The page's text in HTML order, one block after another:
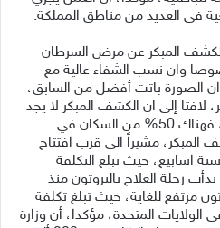
في العديد من مناطق المملكة.
المبكر عن مرض السرطان
وان نسب الشفاء عالية مع
الصورة باتت أفضل من السابق،
لافتا إلى ان الكشف المبكر لا يجد
قبولا حتى في الدول المتقدمة، فهناك 50% من السكان في
المبكر، مشيراً الى قرب افتتاح
اسابيع، حيث تبلغ التكلفة
بدأت رحلة العلاج بالبروتون منذ
مرتفع للغاية، حيث تبلغ تكلفة
600 ألف ريال في الولايات المتحدة، مؤكدا، أن وزارة